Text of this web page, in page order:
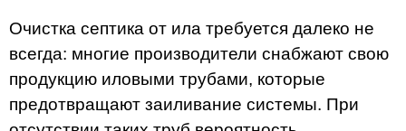
Очистка септика от ила требуется далеко не
всегда: многие производители снабжают свою
продукцию иловыми трубами, которые
предотвращают заиливание системы. При